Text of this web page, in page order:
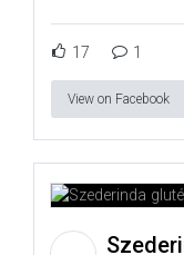
17 1
View on Facebook